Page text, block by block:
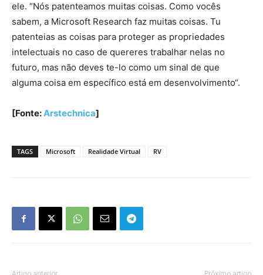
ele. “Nós patenteamos muitas coisas. Como vocês
sabem, a Microsoft Research faz muitas coisas. Tu
patenteias as coisas para proteger as propriedades
intelectuais no caso de quereres trabalhar nelas no
futuro, mas não deves te-lo como um sinal de que
alguma coisa em específico está em desenvolvimento“.
[Fonte:Arstechnica]
TAGS Microsoft Realidade Virtual RV